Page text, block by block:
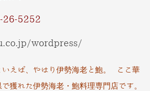
5252
wordpress/
いえば、やはり伊勢海老と鮑。 ここ華
獲れた伊勢海老・鮑料理専門店です。